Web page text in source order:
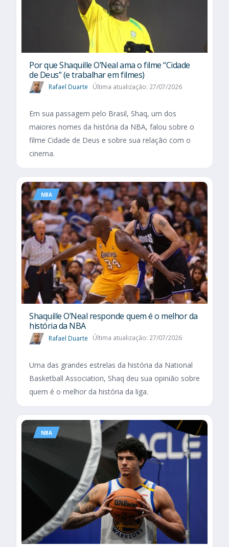
Por que Shaquille O’Neal ama o filme “Cidade
de Deus” (e trabalhar em filmes)
Rafael Duarte Última atualização: 27/07/2026
Em sua passagem pelo Brasil, Shaq, um dos
maiores nomes da história da NBA, falou sobre o
filme Cidade de Deus e sobre sua relação com o
cinema.
NBA
Shaquille O’Neal responde quem é o melhor da
história da NBA
Rafael Duarte Última atualização: 27/07/2026
Uma das grandes estrelas da história da National
Basketball Association, Shaq deu sua opinião sobre
quem é o melhor da história da liga.
NBA